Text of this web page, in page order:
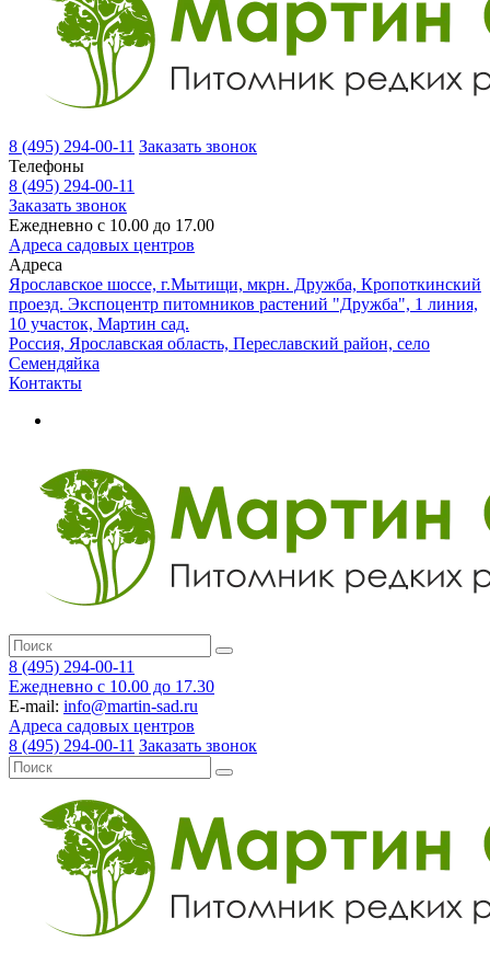
8 (495) 294-00-11 Заказать звонок
Телефоны
8 (495) 294-00-11
Заказать звонок
Ежедневно с 10.00 до 17.00
Адреса садовых центров
Адреса
Ярославское шоссе, г.Мытищи, мкрн. Дружба, Кропоткинский
проезд. Экспоцентр питомников растений "Дружба", 1 линия,
10 участок, Мартин сад.
Россия, Ярославская область, Переславский район, село
Семендяйка
Контакты
8 (495) 294-00-11
Ежедневно с 10.00 до 17.30
E-mail: info@martin-sad.ru
Адреса садовых центров
8 (495) 294-00-11 Заказать звонок